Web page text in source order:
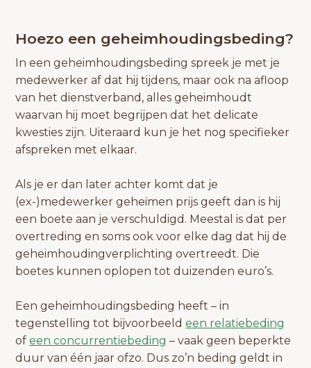
Hoezo een geheimhoudingsbeding?
In een geheimhoudingsbeding spreek je met je
medewerker af dat hij tijdens, maar ook na afloop
van het dienstverband, alles geheimhoudt
waarvan hij moet begrijpen dat het delicate
kwesties zijn. Uiteraard kun je het nog specifieker
afspreken met elkaar.
Als je er dan later achter komt dat je
(ex-)medewerker geheimen prijs geeft dan is hij
een boete aan je verschuldigd. Meestal is dat per
overtreding en soms ook voor elke dag dat hij de
geheimhoudingverplichting overtreedt. Die
boetes kunnen oplopen tot duizenden euro’s.
Een geheimhoudingsbeding heeft – in
tegenstelling tot bijvoorbeeldeen relatiebeding
ofeen concurrentiebeding – vaak geen beperkte
duur van één jaar ofzo. Dus zo’n beding geldt in